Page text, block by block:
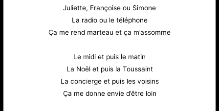
Juliette, Françoise ou Simone
La radio ou le téléphone
Ça me rend marteau et ça m’assomme
Le midi et puis le matin
La Noël et puis la Toussaint
La concierge et puis les voisins
Ça me donne envie d’être loin